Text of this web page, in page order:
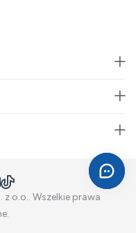
o.o.. Wszelkie prawa
YouTube
TikTok